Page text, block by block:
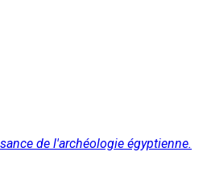
de l'archéologie égyptienne.